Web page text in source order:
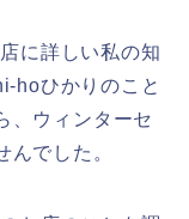
に詳しい私の知
hoひかりのこと
、ウィンターセ
でした。